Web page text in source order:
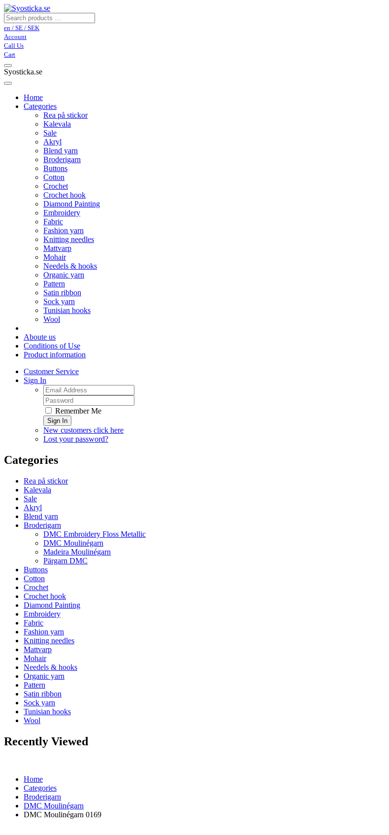
en / SE / SEK
Account
Call Us
Cart
Syosticka.se
Home
Categories
Rea på stickor
Kalevala
Sale
Akryl
Blend yarn
Broderigarn
Buttons
Cotton
Crochet
Crochet hook
Diamond Painting
Embroidery
Fabric
Fashion yarn
Knitting needles
Mattvarp
Mohair
Needels & hooks
Organic yarn
Pattern
Satin ribbon
Sock yarn
Tunisian hooks
Wool
Aboute us
Conditions of Use
Product information
Customer Service
Sign In
Remember Me
Sign In
New customers click here
Lost your password?
Categories
Rea på stickor
Kalevala
Sale
Akryl
Blend yarn
Broderigarn
DMC Embroidery Floss Metallic
DMC Moulinégarn
Madeira Moulinégarn
Pärgarn DMC
Buttons
Cotton
Crochet
Crochet hook
Diamond Painting
Embroidery
Fabric
Fashion yarn
Knitting needles
Mattvarp
Mohair
Needels & hooks
Organic yarn
Pattern
Satin ribbon
Sock yarn
Tunisian hooks
Wool
Recently Viewed
Home
Categories
Broderigarn
DMC Moulinégarn
DMC Moulinégarn 0169